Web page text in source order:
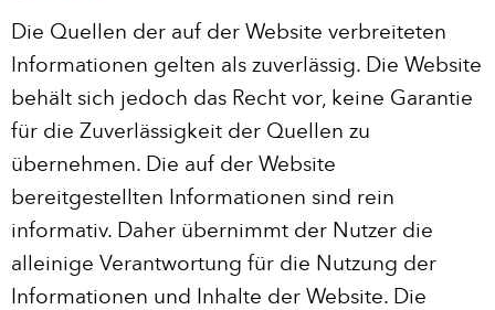
Die Quellen der auf der Website verbreiteten
Informationen gelten als zuverlässig. Die Website
behält sich jedoch das Recht vor, keine Garantie
für die Zuverlässigkeit der Quellen zu
übernehmen. Die auf der Website
bereitgestellten Informationen sind rein
informativ. Daher übernimmt der Nutzer die
alleinige Verantwortung für die Nutzung der
Informationen und Inhalte der Website. Die